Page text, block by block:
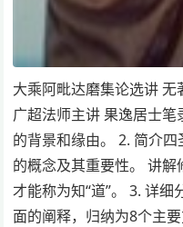
大乘阿毗达磨集论选讲
广超法师主讲 果逸居士
的背景和缘由。 2. 简介
的概念及其重要性。 讲解
才能称为知“道”。 3. 详
面的阐释，归纳为8个主